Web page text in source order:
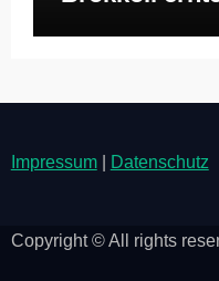
Impressum| Datenschutz
Copyright © All rights